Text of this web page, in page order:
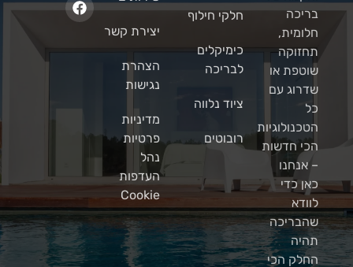
בריכה
חלומית,
תחזוקה
שוטפת או
שדרוג עם
כל
הטכנולוגיות
הכי חדשות
– אנחנו
כאן כדי
לוודא
שהבריכה
תהיה
החלק הכי
חלקי חילוף
כימיקלים
לבריכה
ציוד נלווה
רובוטים
יצירת קשר
הצהרת
נגישות
מדיניות
פרטיות
נהל
העדפות
Cookie